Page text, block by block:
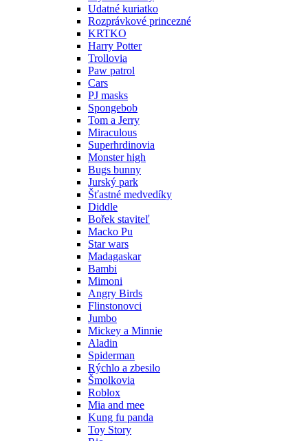
Udatné kuriatko
Rozprávkové princezné
KRTKO
Harry Potter
Trollovia
Paw patrol
Cars
PJ masks
Spongebob
Tom a Jerry
Miraculous
Superhrdinovia
Monster high
Bugs bunny
Jurský park
Šťastné medvedíky
Diddle
Bořek staviteľ
Macko Pu
Star wars
Madagaskar
Bambi
Mimoni
Angry Birds
Flinstonovci
Jumbo
Mickey a Minnie
Aladin
Spiderman
Rýchlo a zbesilo
Šmolkovia
Roblox
Mia and mee
Kung fu panda
Toy Story